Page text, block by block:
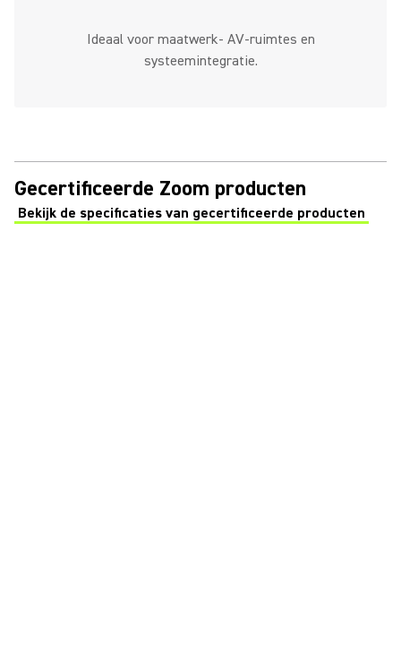
Ideaal voor maatwerk- AV-ruimtes en
systeemintegratie.
Gecertificeerde Zoom producten
Bekijk de specificaties van gecertificeerde producten
(Opens in a new tab)